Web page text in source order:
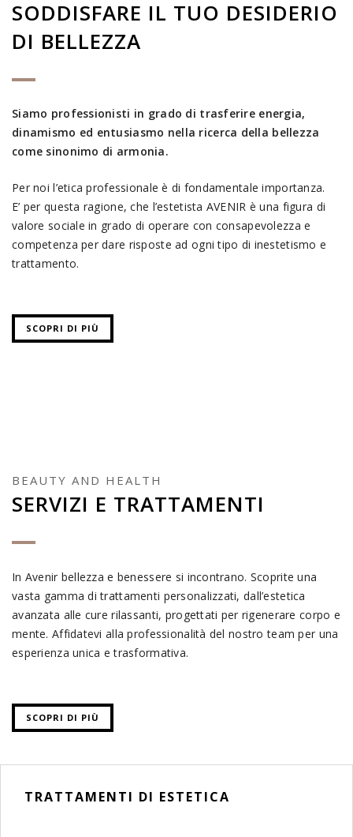
SODDISFARE IL TUO DESIDERIO
DI BELLEZZA
Siamo professionisti in grado di trasferire energia,
dinamismo ed entusiasmo nella ricerca della bellezza
come sinonimo di armonia.
Per noi l’etica professionale è di fondamentale importanza.
E’ per questa ragione, che l’estetista AVENIR è una figura di
valore sociale in grado di operare con consapevolezza e
competenza per dare risposte ad ogni tipo di inestetismo e
trattamento.
SCOPRI DI PIÙ
BEAUTY AND HEALTH
SERVIZI E TRATTAMENTI
In Avenir bellezza e benessere si incontrano. Scoprite una
vasta gamma di trattamenti personalizzati, dall’estetica
avanzata alle cure rilassanti, progettati per rigenerare corpo e
mente. Affidatevi alla professionalità del nostro team per una
esperienza unica e trasformativa.
SCOPRI DI PIÙ
TRATTAMENTI DI ESTETICA